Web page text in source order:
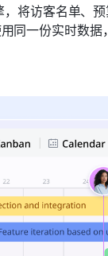
将访客名单、
同一份实时数